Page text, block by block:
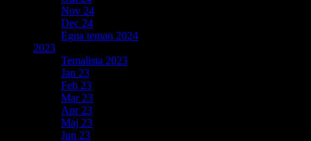
Nov 24
Dec 24
Egna teman 2024
2023
Temalista 2023
Jan 23
Feb 23
Mar 23
Apr 23
Maj 23
Jun 23